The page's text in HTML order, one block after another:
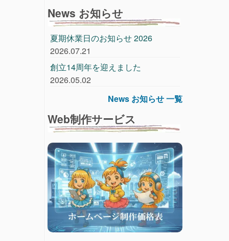
News お知らせ
夏期休業日のお知らせ 2026
2026.07.21
創立14周年を迎えました
2026.05.02
News お知らせ 一覧
Web制作サービス